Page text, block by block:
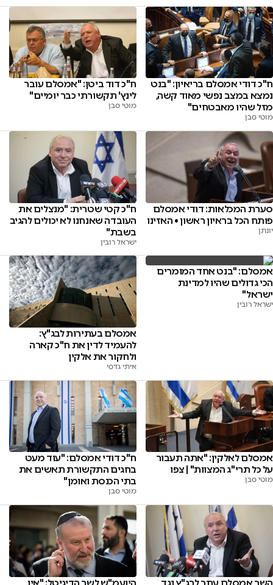
ח"כ דודי אמסלם בריאיון: "בנט
נמצא במצב נפשי מאוד קשה,
מזל שהיו מאבטחים"
מוטי סבן
ח"כ דוד ביטן: "אמסלם עובר
לינץ' תקשורתי כבר יומיים"
מוטי סבן
סערת המכלאות: דודי אמסלם
פותח הכל בראיון ראשון • האזינו
יונתן
ח"כ קטי שטרית: "מנצלים את
העובדה שאנחנו לא יכולים להגיב
בשבת"
ישראל רובין
אמסלם: "בנט אחד המומרים
הכי גדולים שהיו למדינת
ישראל"
ישראל רובין
אמסלם בעתירות לבג"ץ:
להעמיד לדין את ח"כ קארה
ולחקור את אלקין
איתי גדסי
אמסלם לאלקין: "אתה תעבור
על כל תרי"ג המצוות" | צפו
מוטי סבן
ח"כ דודי אמסלם: "עוד מעט
בחגים התקשורת תאשים את
בתי הכנסת ואומן"
מוטי סבן
השר אמסלם עתר לבג"ץ נגד היועמ"ש לשר הדיגיטל: "אין